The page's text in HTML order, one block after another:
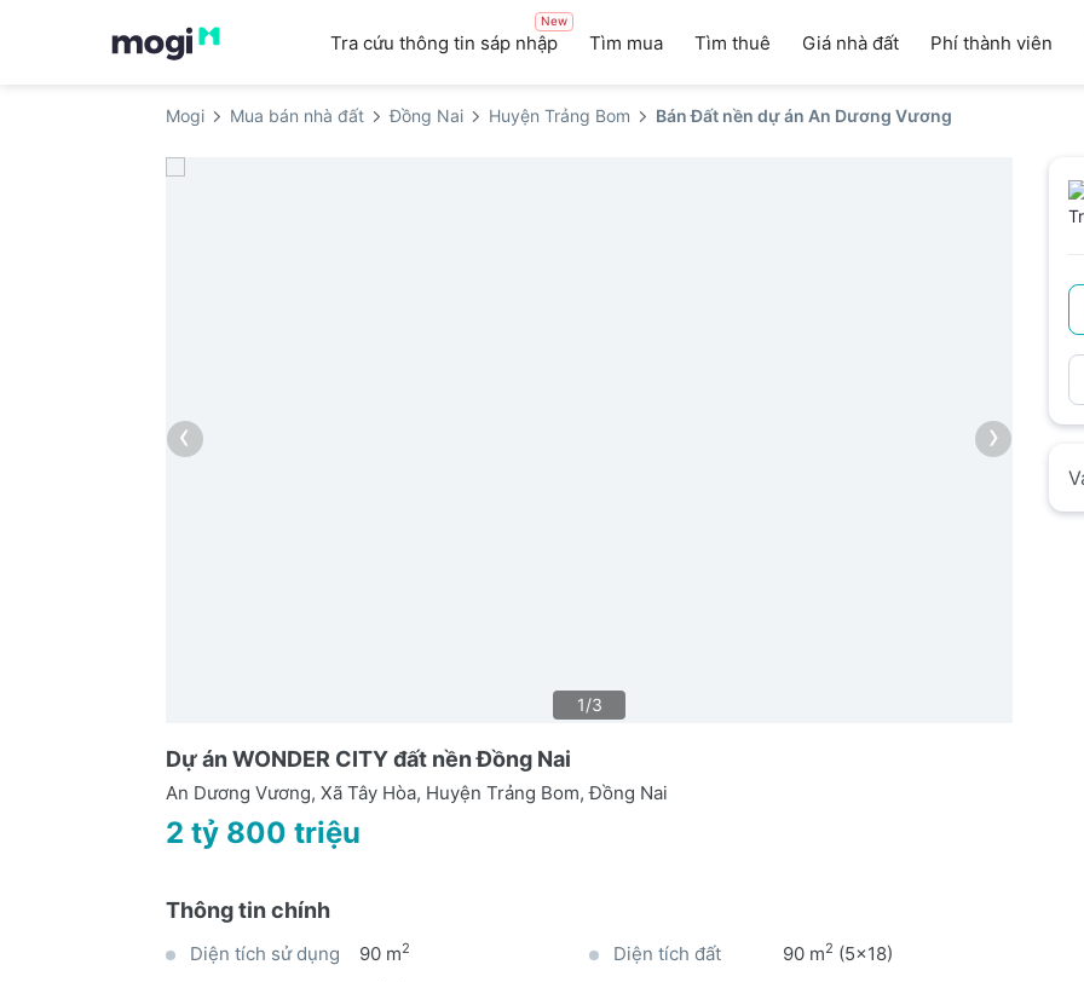
Tra cứu thông tin sáp nhập
New
Tìm mua Tìm thuê Giá nhà đất Phí thành viên
Mogi Mua bán nhà đất Đồng Nai Huyện Trảng Bom Bán Đất nền dự án An Dương Vương
‹ ›
1/3
Dự án WONDER CITY đất nền Đồng Nai
An Dương Vương, Xã Tây Hòa, Huyện Trảng Bom, Đồng Nai
2 tỷ 800 triệu
Thông tin chính
Diện tích sử dụng 90 m2 Diện tích đất 90 m2 (5x18)